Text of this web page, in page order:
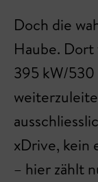
Doch die
Haube. Dort
395 kW/530
xDrive, kein
– hier zählt